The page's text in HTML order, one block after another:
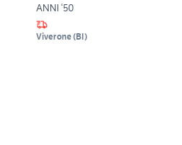
ANNI ‘50
Viverone(BI)